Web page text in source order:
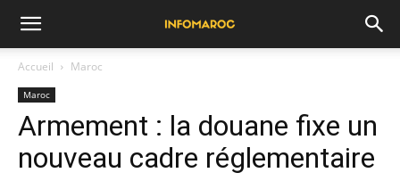
Accueil Maroc
Maroc
Armement : la douane fixe un
nouveau cadre réglementaire